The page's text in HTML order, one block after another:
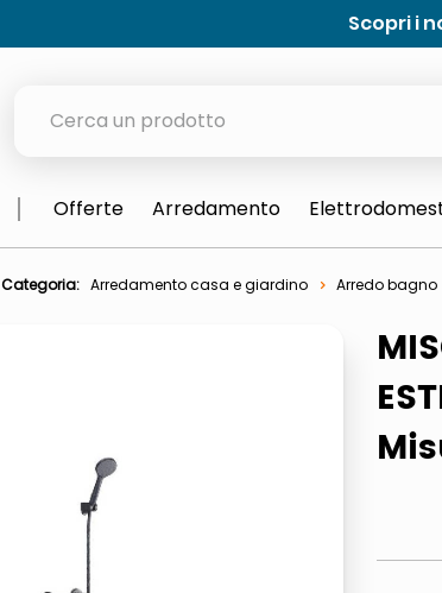
Scopri i
meme
italia independent occhiali sole 0703 thin
pattumiera raccolta differenziata
elenco telefonico
Offerte Arredamento
Categoria: Arredamento casa e giardino Arredo bagno